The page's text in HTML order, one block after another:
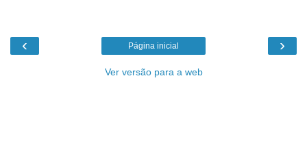
‹ ›
Página inicial
Ver versão para a web